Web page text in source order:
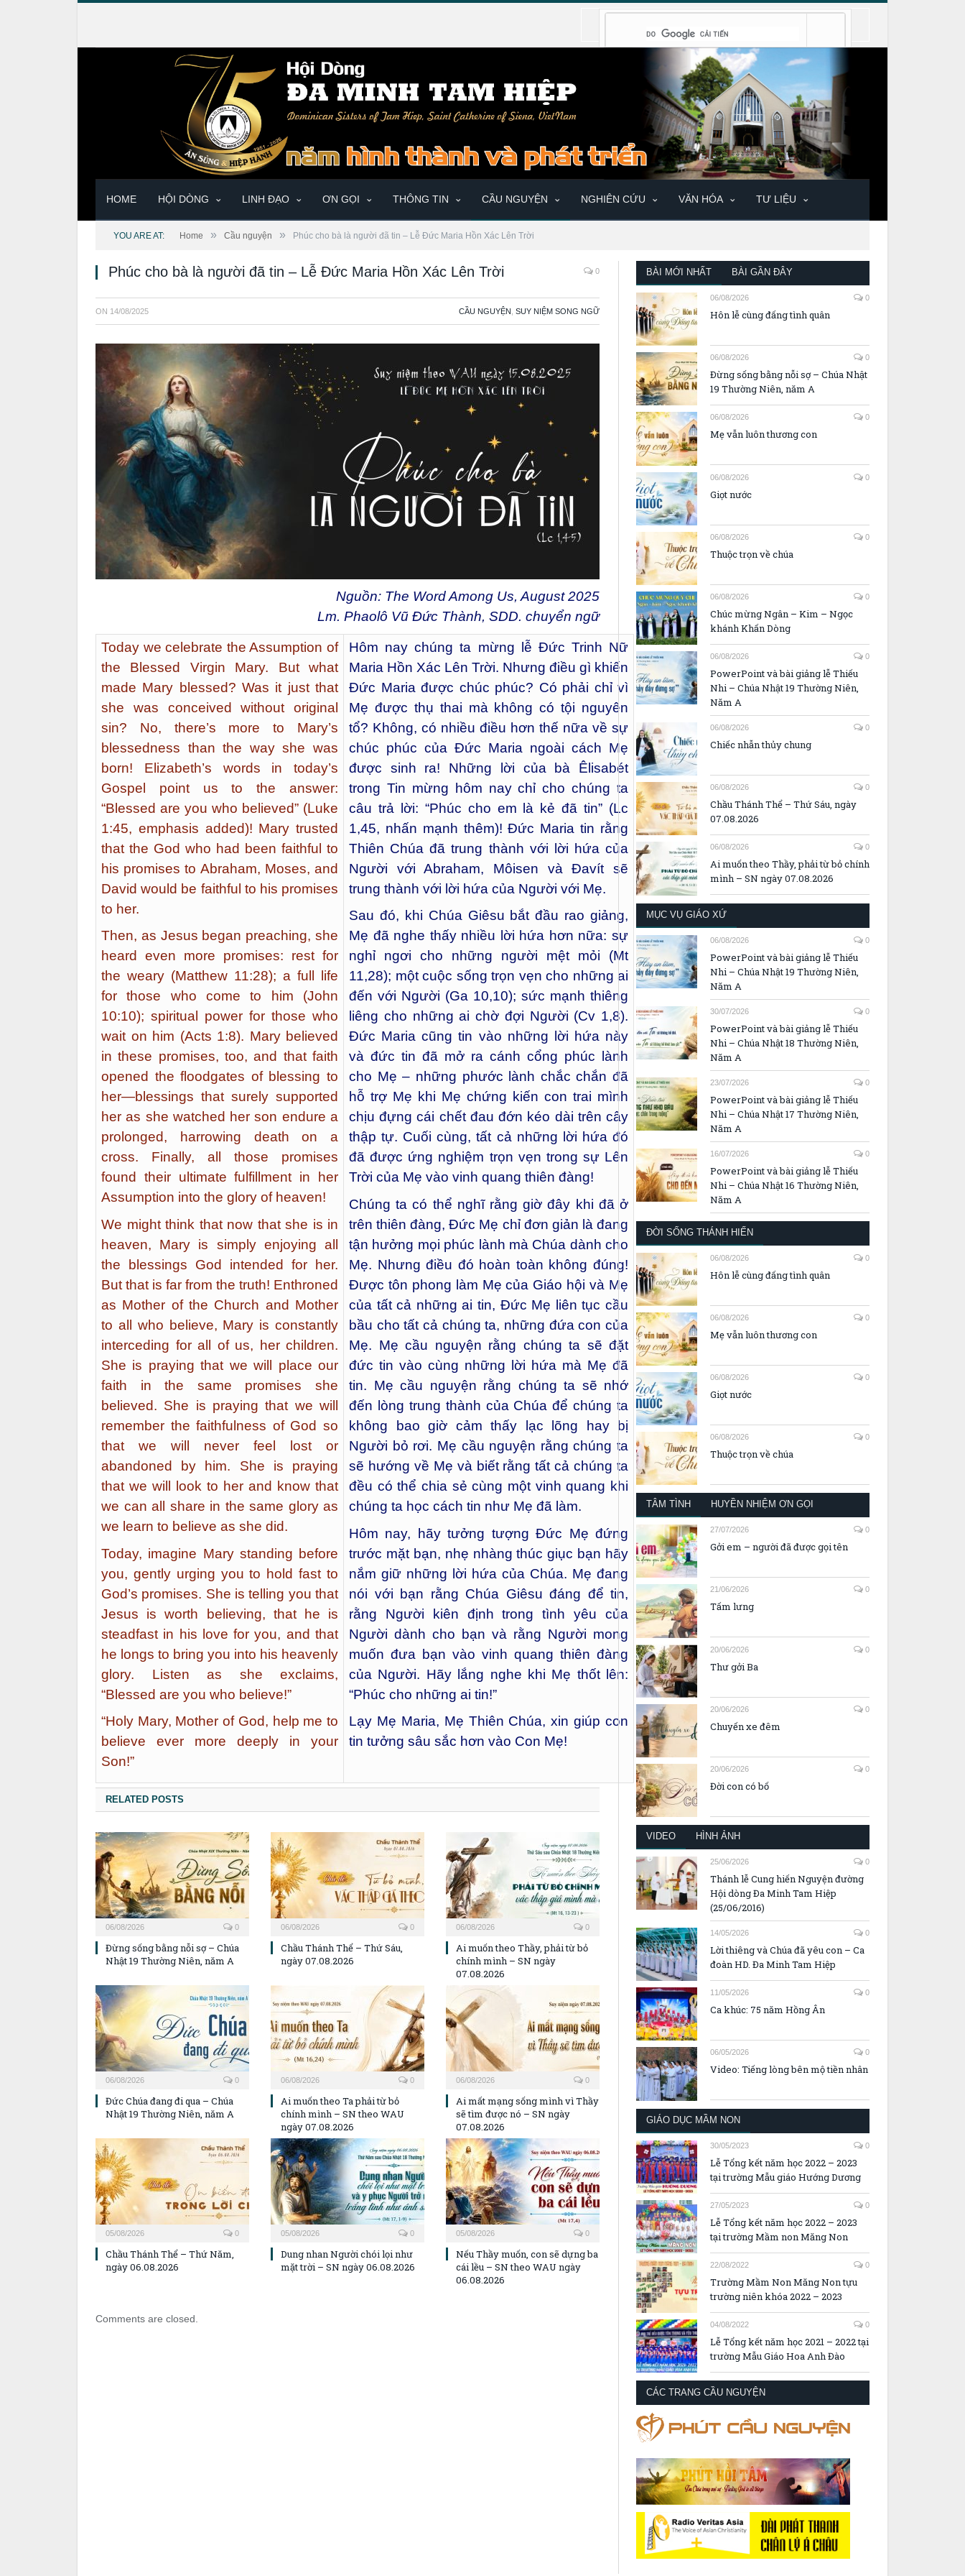
HOME HỘI DÒNG LINH ĐẠO ƠN GỌI THÔNG TIN CẦU NGUYỆN NGHIÊN CỨU VĂN HÓA TƯ LIỆU
YOU ARE AT: Home » Cầu nguyện » Phúc cho bà là người đã tin – Lễ Đức Maria Hồn Xác Lên Trời
Phúc cho bà là người đã tin – Lễ Đức Maria Hồn Xác Lên Trời 0
ON 14/08/2025 CẦU NGUYỆN SUY NIỆM SONG NGỮ
Nguồn: The Word Among Us, August 2025
Lm. Phaolô Vũ Đức Thành, SDD. chuyển ngữ
Today we celebrate the Assumption of
the Blessed Virgin Mary. But what
made Mary blessed? Was it just that
she was conceived without original
sin? No, there’s more to Mary’s
blessedness than the way she was
born! Elizabeth’s words in today’s
Gospel point us to the answer:
“Blessed are you who believed” (Luke
1:45, emphasis added)! Mary trusted
that the God who had been faithful to
his promises to Abraham, Moses, and
David would be faithful to his promises
to her.
Then, as Jesus began preaching, she
heard even more promises: rest for
the weary (Matthew 11:28); a full life
for those who come to him (John
10:10); spiritual power for those who
wait on him (Acts 1:8). Mary believed
in these promises, too, and that faith
opened the floodgates of blessing to
her—blessings that surely supported
her as she watched her son endure a
prolonged, harrowing death on a
cross. Finally, all those promises
found their ultimate fulfillment in her
Assumption into the glory of heaven!
We might think that now that she is in
heaven, Mary is simply enjoying all
the blessings God intended for her.
But that is far from the truth! Enthroned
as Mother of the Church and Mother
to all who believe, Mary is constantly
interceding for all of us, her children.
She is praying that we will place our
faith in the same promises she
believed. She is praying that we will
remember the faithfulness of God so
that we will never feel lost or
abandoned by him. She is praying
that we will look to her and know that
we can all share in the same glory as
we learn to believe as she did.
Today, imagine Mary standing before
you, gently urging you to hold fast to
God’s promises. She is telling you that
Jesus is worth believing, that he is
steadfast in his love for you, and that
he longs to bring you into his heavenly
glory. Listen as she exclaims,
“Blessed are you who believe!”
“Holy Mary, Mother of God, help me to
believe ever more deeply in your
Son!”
Hôm nay chúng ta mừng lễ Đức Trinh Nữ
Maria Hồn Xác Lên Trời. Nhưng điều gì khiến
Đức Maria được chúc phúc? Có phải chỉ vì
Mẹ được thụ thai mà không có tội nguyên
tổ? Không, có nhiều điều hơn thế nữa về sự
chúc phúc của Đức Maria ngoài cách Mẹ
được sinh ra! Những lời của bà Êlisabét
trong Tin mừng hôm nay chỉ cho chúng ta
câu trả lời: “Phúc cho em là kẻ đã tin” (Lc
1,45, nhấn mạnh thêm)! Đức Maria tin rằng
Thiên Chúa đã trung thành với lời hứa của
Người với Abraham, Môisen và Đavít sẽ
trung thành với lời hứa của Người với Mẹ.
Sau đó, khi Chúa Giêsu bắt đầu rao giảng,
Mẹ đã nghe thấy nhiều lời hứa hơn nữa: sự
nghỉ ngơi cho những người mệt mỏi (Mt
11,28); một cuộc sống trọn vẹn cho những ai
đến với Người (Ga 10,10); sức mạnh thiêng
liêng cho những ai chờ đợi Người (Cv 1,8).
Đức Maria cũng tin vào những lời hứa này
và đức tin đã mở ra cánh cổng phúc lành
cho Mẹ – những phước lành chắc chắn đã
hỗ trợ Mẹ khi Mẹ chứng kiến ​​con trai mình
chịu đựng cái chết đau đớn kéo dài trên cây
thập tự. Cuối cùng, tất cả những lời hứa đó
đã được ứng nghiệm trọn vẹn trong sự Lên
Trời của Mẹ vào vinh quang thiên đàng!
Chúng ta có thể nghĩ rằng giờ đây khi đã ở
trên thiên đàng, Đức Mẹ chỉ đơn giản là đang
tận hưởng mọi phúc lành mà Chúa dành cho
Mẹ. Nhưng điều đó hoàn toàn không đúng!
Được tôn phong làm Mẹ của Giáo hội và Mẹ
của tất cả những ai tin, Đức Mẹ liên tục cầu
bầu cho tất cả chúng ta, những đứa con của
Mẹ. Mẹ cầu nguyện rằng chúng ta sẽ đặt
đức tin vào cùng những lời hứa mà Mẹ đã
tin. Mẹ cầu nguyện rằng chúng ta sẽ nhớ
đến lòng trung thành của Chúa để chúng ta
không bao giờ cảm thấy lạc lõng hay bị
Người bỏ rơi. Mẹ cầu nguyện rằng chúng ta
sẽ hướng về Mẹ và biết rằng tất cả chúng ta
đều có thể chia sẻ cùng một vinh quang khi
chúng ta học cách tin như Mẹ đã làm.
Hôm nay, hãy tưởng tượng Đức Mẹ đứng
trước mặt bạn, nhẹ nhàng thúc giục bạn hãy
nắm giữ những lời hứa của Chúa. Mẹ đang
nói với bạn rằng Chúa Giêsu đáng để tin,
rằng Người kiên định trong tình yêu của
Người dành cho bạn và rằng Người mong
muốn đưa bạn vào vinh quang thiên đàng
của Người. Hãy lắng nghe khi Mẹ thốt lên:
“Phúc cho những ai tin!”
Lạy Mẹ Maria, Mẹ Thiên Chúa, xin giúp con
tin tưởng sâu sắc hơn vào Con Mẹ!
RELATED POSTS
06/08/2026 0
Đừng sống bằng nỗi sợ – Chúa
Nhật 19 Thường Niên, năm A
06/08/2026 0
Chầu Thánh Thể – Thứ Sáu,
ngày 07.08.2026
06/08/2026 0
Ai muốn theo Thầy, phải từ bỏ
chính mình – SN ngày
07.08.2026
06/08/2026 0
Đức Chúa đang đi qua – Chúa
Nhật 19 Thường Niên, năm A
06/08/2026 0
Ai muốn theo Ta phải từ bỏ
chính mình – SN theo WAU
ngày 07.08.2026
06/08/2026 0
Ai mất mạng sống mình vì Thầy
sẽ tìm được nó – SN ngày
07.08.2026
05/08/2026 0
Chầu Thánh Thể – Thứ Năm,
ngày 06.08.2026
05/08/2026 0
Dung nhan Người chói lọi như
mặt trời – SN ngày 06.08.2026
05/08/2026 0
Nếu Thầy muốn, con sẽ dựng ba
cái lều – SN theo WAU ngày
06.08.2026
Comments are closed.
BÀI MỚI NHẤT BÀI GẦN ĐÂY
06/08/2026 0
Hôn lễ cùng đấng tình quân
06/08/2026 0
Đừng sống bằng nỗi sợ – Chúa Nhật
19 Thường Niên, năm A
06/08/2026 0
Mẹ vẫn luôn thương con
06/08/2026 0
Giọt nước
06/08/2026 0
Thuộc trọn về chúa
06/08/2026 0
Chúc mừng Ngân – Kim – Ngọc
khánh Khấn Dòng
06/08/2026 0
PowerPoint và bài giảng lễ Thiếu
Nhi – Chúa Nhật 19 Thường Niên,
Năm A
06/08/2026 0
Chiếc nhẫn thủy chung
06/08/2026 0
Chầu Thánh Thể – Thứ Sáu, ngày
07.08.2026
06/08/2026 0
Ai muốn theo Thầy, phải từ bỏ chính
mình – SN ngày 07.08.2026
MỤC VỤ GIÁO XỨ
06/08/2026 0
PowerPoint và bài giảng lễ Thiếu
Nhi – Chúa Nhật 19 Thường Niên,
Năm A
30/07/2026 0
PowerPoint và bài giảng lễ Thiếu
Nhi – Chúa Nhật 18 Thường Niên,
Năm A
23/07/2026 0
PowerPoint và bài giảng lễ Thiếu
Nhi – Chúa Nhật 17 Thường Niên,
Năm A
16/07/2026 0
PowerPoint và bài giảng lễ Thiếu
Nhi – Chúa Nhật 16 Thường Niên,
Năm A
ĐỜI SỐNG THÁNH HIẾN
06/08/2026 0
Hôn lễ cùng đấng tình quân
06/08/2026 0
Mẹ vẫn luôn thương con
06/08/2026 0
Giọt nước
06/08/2026 0
Thuộc trọn về chúa
TÂM TÌNH HUYỀN NHIỆM ƠN GỌI
27/07/2026 0
Gởi em – người đã được gọi tên
21/06/2026 0
Tấm lưng
20/06/2026 0
Thư gởi Ba
20/06/2026 0
Chuyến xe đêm
20/06/2026 0
Đời con có bố
VIDEO HÌNH ẢNH
25/06/2026 0
Thánh lễ Cung hiến Nguyện đường
Hội dòng Đa Minh Tam Hiệp
(25/06/2016)
14/05/2026 0
Lời thiêng và Chúa đã yêu con – Ca
đoàn HD. Đa Minh Tam Hiệp
11/05/2026 0
Ca khúc: 75 năm Hồng Ân
06/05/2026 0
Video: Tiếng lòng bên mộ tiền nhân
GIÁO DỤC MẦM NON
30/05/2023 0
Lễ Tổng kết năm học 2022 – 2023
tại trường Mẫu giáo Hướng Dương
27/05/2023 0
Lễ Tổng kết năm học 2022 – 2023
tại trường Mầm non Măng Non
22/08/2022 0
Trường Mầm Non Măng Non tựu
trường niên khóa 2022 – 2023
04/08/2022 0
Lễ Tổng kết năm học 2021 – 2022 tại
trường Mẫu Giáo Hoa Anh Đào
CÁC TRANG CẦU NGUYỆN